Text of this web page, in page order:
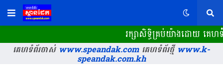
រក្សាសិទ្ធិគ្រប់យ៉ាងដោយ គេហ
គេហទំព័រចាស់www.speandak.comគេហទំព័រថ្មីwww.k-
speandak.com.kh